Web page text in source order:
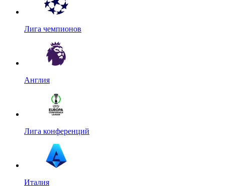
Лига чемпионов
Англия
Лига конференций
Италия